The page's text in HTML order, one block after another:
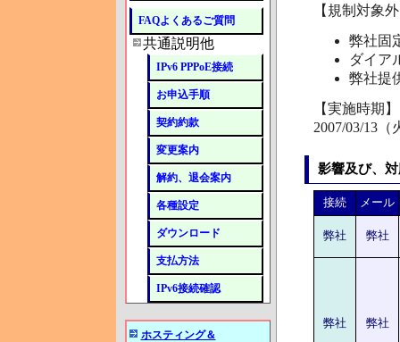
【規制対象
弊社固
ダイア
弊社提
【実施時期】
2007/03/13（
影響及び、
接続 メール
弊社 弊社
弊社 弊社
FAQよくあるご質問
共通説明他
IPv6 PPPoE接続
お申込手順
契約約款
変更案内
解約、退会案内
各種設定
ダウンロード
支払方法
IPv6接続確認
ホスティング＆